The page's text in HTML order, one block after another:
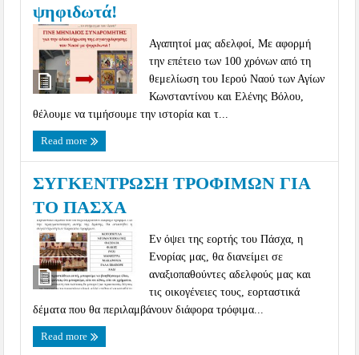
ψηφιδωτά!
Αγαπητοί μας αδελφοί, Με αφορμή
την επέτειο των 100 χρόνων από τη
θεμελίωση του Ιερού Ναού των Αγίων
Κωνσταντίνου και Ελένης Βόλου,
θέλουμε να τιμήσουμε την ιστορία και τ...
Read more
ΣΥΓΚΕΝΤΡΩΣΗ ΤΡΟΦΙΜΩΝ ΓΙΑ
ΤΟ ΠΑΣΧΑ
Εν όψει της εορτής του Πάσχα, η
Ενορίας μας, θα διανείμει σε
αναξιοπαθούντες αδελφούς μας και
τις οικογένειες τους, εορταστικά
δέματα που θα περιλαμβάνουν διάφορα τρόφιμα...
Read more